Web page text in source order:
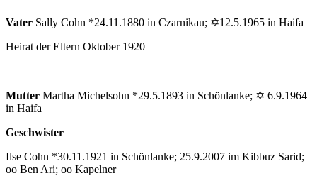
Vater Sally Cohn *24.11.1880 in Czarnikau; ✡12.5.1965 in Haifa
Heirat der Eltern Oktober 1920
Mutter Martha Michelsohn *29.5.1893 in Schönlanke; ✡ 6.9.1964
in Haifa
Geschwister
Ilse Cohn *30.11.1921 in Schönlanke; 25.9.2007 im Kibbuz Sarid;
oo Ben Ari; oo Kapelner